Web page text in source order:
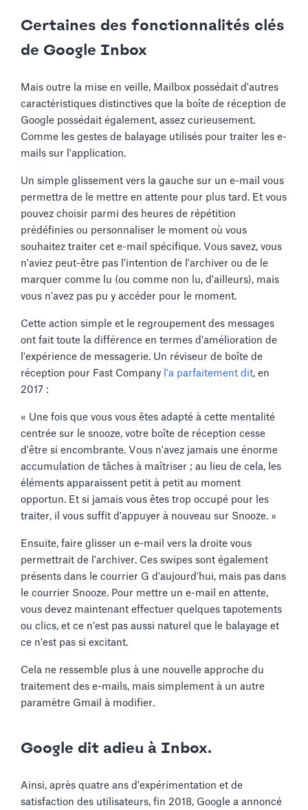
Certaines des fonctionnalités clés
de Google Inbox
Mais outre la mise en veille, Mailbox possédait d'autres
caractéristiques distinctives que la boîte de réception de
Google possédait également, assez curieusement.
Comme les gestes de balayage utilisés pour traiter les e-
mails sur l'application.
Un simple glissement vers la gauche sur un e-mail vous
permettra de le mettre en attente pour plus tard. Et vous
pouvez choisir parmi des heures de répétition
prédéfinies ou personnaliser le moment où vous
souhaitez traiter cet e-mail spécifique. Vous savez, vous
n'aviez peut-être pas l'intention de l'archiver ou de le
marquer comme lu (ou comme non lu, d'ailleurs), mais
vous n'avez pas pu y accéder pour le moment.
Cette action simple et le regroupement des messages
ont fait toute la différence en termes d'amélioration de
l'expérience de messagerie. Un réviseur de boîte de
réception pour Fast Company l'a parfaitement dit, en
2017 :
« Une fois que vous vous êtes adapté à cette mentalité
centrée sur le snooze, votre boîte de réception cesse
d'être si encombrante. Vous n'avez jamais une énorme
accumulation de tâches à maîtriser ; au lieu de cela, les
éléments apparaissent petit à petit au moment
opportun. Et si jamais vous êtes trop occupé pour les
traiter, il vous suffit d'appuyer à nouveau sur Snooze. »
Ensuite, faire glisser un e-mail vers la droite vous
permettrait de l'archiver. Ces swipes sont également
présents dans le courrier G d'aujourd'hui, mais pas dans
le courrier Snooze. Pour mettre un e-mail en attente,
vous devez maintenant effectuer quelques tapotements
ou clics, et ce n'est pas aussi naturel que le balayage et
ce n'est pas si excitant.
Cela ne ressemble plus à une nouvelle approche du
traitement des e-mails, mais simplement à un autre
paramètre Gmail à modifier.
Google dit adieu à Inbox.
Ainsi, après quatre ans d'expérimentation et de
satisfaction des utilisateurs, fin 2018, Google a annoncé